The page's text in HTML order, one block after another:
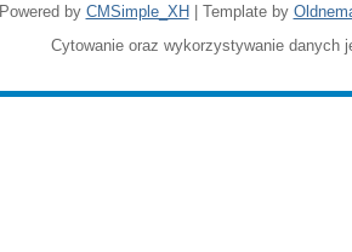
Powered by CMSimple_XH | Template by
Cytowanie oraz wykorzystywanie danych